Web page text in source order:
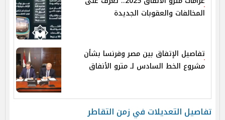
المخالفات والعقوبات الجديدة
تفاصيل الإتفاق بين مصر وفرنسا بشأن
مشروع الخط السادس لـ مترو الأنفاق
تفاصيل التعديلات في زمن التقاطر